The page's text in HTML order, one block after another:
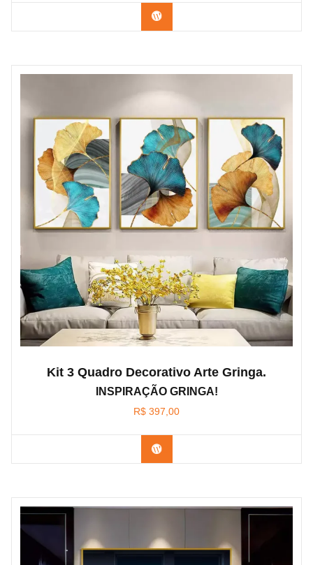
Confira os modelos
Kit 3 Quadro Decorativo Arte Gringa.
INSPIRAÇÃO GRINGA!
R$ 397,00
Confira os modelos